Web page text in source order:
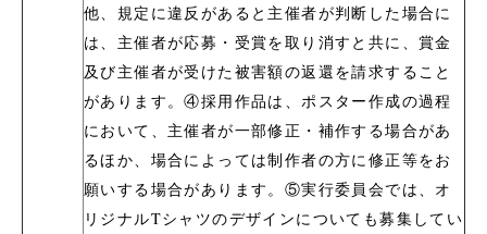
他、規定に違反があると主催者が判断した場合に
は、主催者が応募・受賞を取り消すと共に、賞金
及び主催者が受けた被害額の返還を請求すること
があります。④採用作品は、ポスター作成の過程
において、主催者が一部修正・補作する場合があ
るほか、場合によっては制作者の方に修正等をお
願いする場合があります。⑤実行委員会では、オ
リジナルTシャツのデザインについても募集してい